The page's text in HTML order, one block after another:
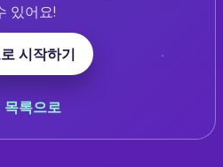
있어요!
시작하기
록으로